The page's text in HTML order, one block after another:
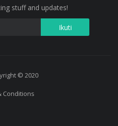
stuff and updates!
© 2020
Conditions